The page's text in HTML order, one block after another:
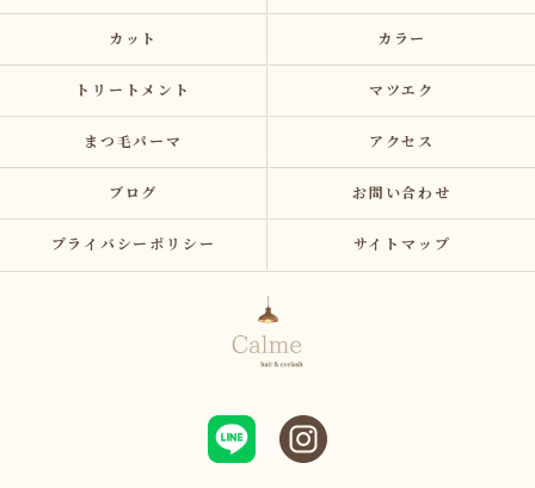
カット カラー
トリートメント マツエク
まつ毛パーマ アクセス
ブログ お問い合わせ
プライバシーポリシー サイトマップ